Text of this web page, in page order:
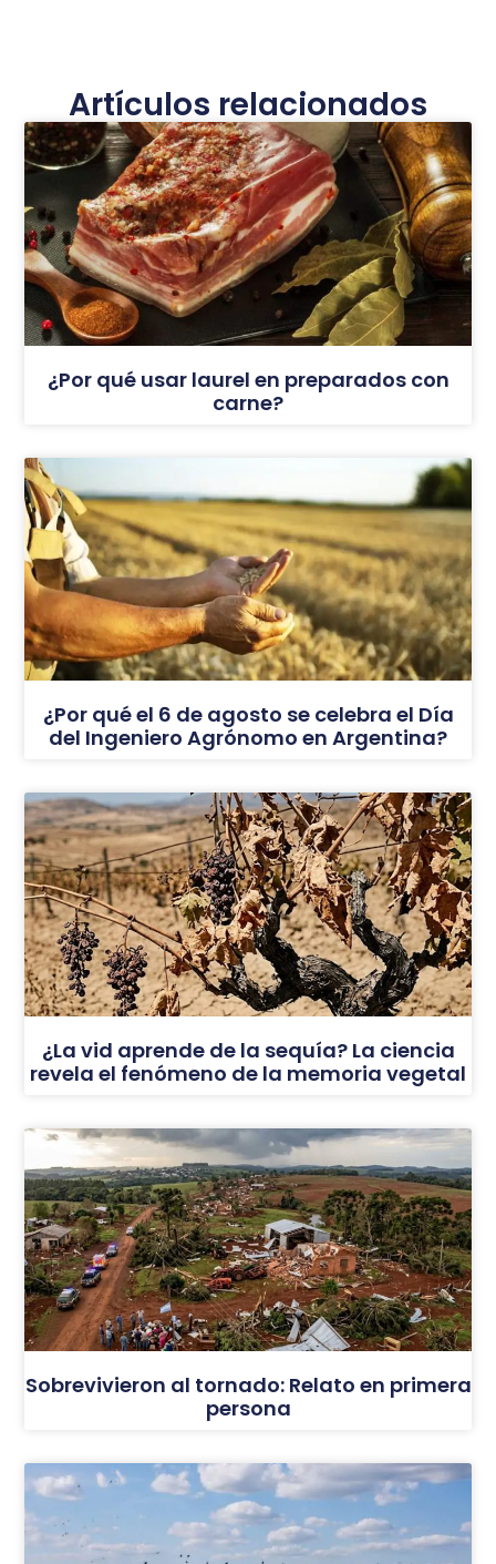
Artículos relacionados
¿Por qué usar laurel en preparados con
carne?
¿Por qué el 6 de agosto se celebra el Día
del Ingeniero Agrónomo en Argentina?
¿La vid aprende de la sequía? La ciencia
revela el fenómeno de la memoria vegetal
Sobrevivieron al tornado: Relato en primera
persona